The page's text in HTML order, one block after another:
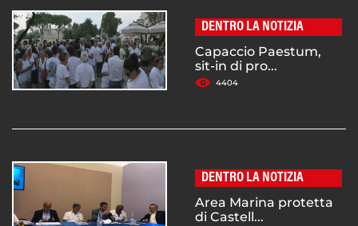
DENTRO LA NOTIZIA
Capaccio Paestum,
sit-in di pro...
4404
DENTRO LA NOTIZIA
Area Marina protetta
di Castell...